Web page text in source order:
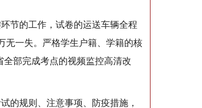
节的工作，试卷的运送车辆全程
无一失。严格学生户籍、学籍的核
全部完成考点的视频监控高清改
规则、注意事项、防疫措施，